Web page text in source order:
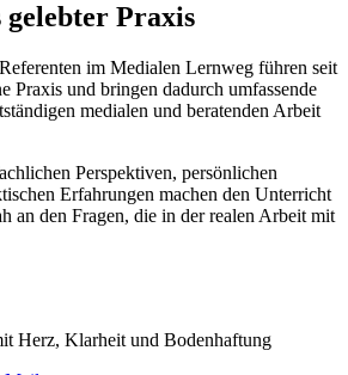
gelebter Praxis
im Medialen Lernweg führen seit
Praxis und bringen dadurch umfassende
medialen und beratenden Arbeit
Perspektiven, persönlichen
Erfahrungen machen den Unterricht
an den Fragen, die in der realen Arbeit mit
Herz, Klarheit und Bodenhaftung